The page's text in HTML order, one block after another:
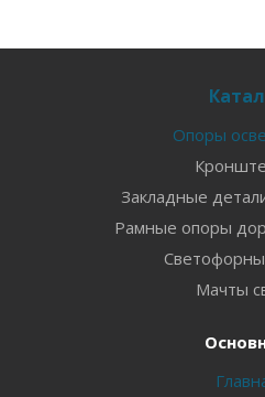
Опоры
Закладные
Рамные опоры
Мачты